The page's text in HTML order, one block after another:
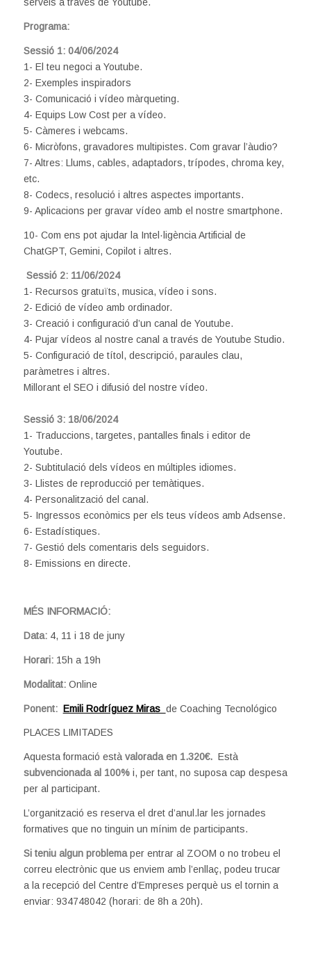
serveis a través de Youtube.
Programa:
Sessió 1: 04/06/2024
1- El teu negoci a Youtube.
2- Exemples inspiradors
3- Comunicació i vídeo màrqueting.
4- Equips Low Cost per a vídeo.
5- Càmeres i webcams.
6- Micròfons, gravadores multipistes. Com gravar l’àudio?
7- Altres: Llums, cables, adaptadors, trípodes, chroma key,
etc.
8- Codecs, resolució i altres aspectes importants.
9- Aplicacions per gravar vídeo amb el nostre smartphone.
10- Com ens pot ajudar la Intel·ligència Artificial de
ChatGPT, Gemini, Copilot i altres.
Sessió 2: 11/06/2024
1- Recursos gratuïts, musica, vídeo i sons.
2- Edició de vídeo amb ordinador.
3- Creació i configuració d’un canal de Youtube.
4- Pujar vídeos al nostre canal a través de Youtube Studio.
5- Configuració de títol, descripció, paraules clau,
paràmetres i altres.
Millorant el SEO i difusió del nostre vídeo.
Sessió 3: 18/06/2024
1- Traduccions, targetes, pantalles finals i editor de
Youtube.
2- Subtitulació dels vídeos en múltiples idiomes.
3- Llistes de reproducció per temàtiques.
4- Personalització del canal.
5- Ingressos econòmics per els teus vídeos amb Adsense.
6- Estadístiques.
7- Gestió dels comentaris dels seguidors.
8- Emissions en directe.
MÉS INFORMACIÓ:
Data: 4, 11 i 18 de juny
Horari: 15h a 19h
Modalitat: Online
Ponent: Emili Rodríguez Miras de Coaching Tecnológico
PLACES LIMITADES
Aquesta formació està valorada en 1.320€. Està
subvencionada al 100%i, per tant, no suposa cap despesa
per al participant.
L’organització es reserva el dret d’anul.lar les jornades
formatives que no tinguin un mínim de participants.
Si teniu algun problemaper entrar al ZOOM o no trobeu el
correu electrònic que us enviem amb l’enllaç, podeu trucar
a la recepció del Centre d’Empreses perquè us el tornin a
enviar: 934748042 (horari: de 8h a 20h).